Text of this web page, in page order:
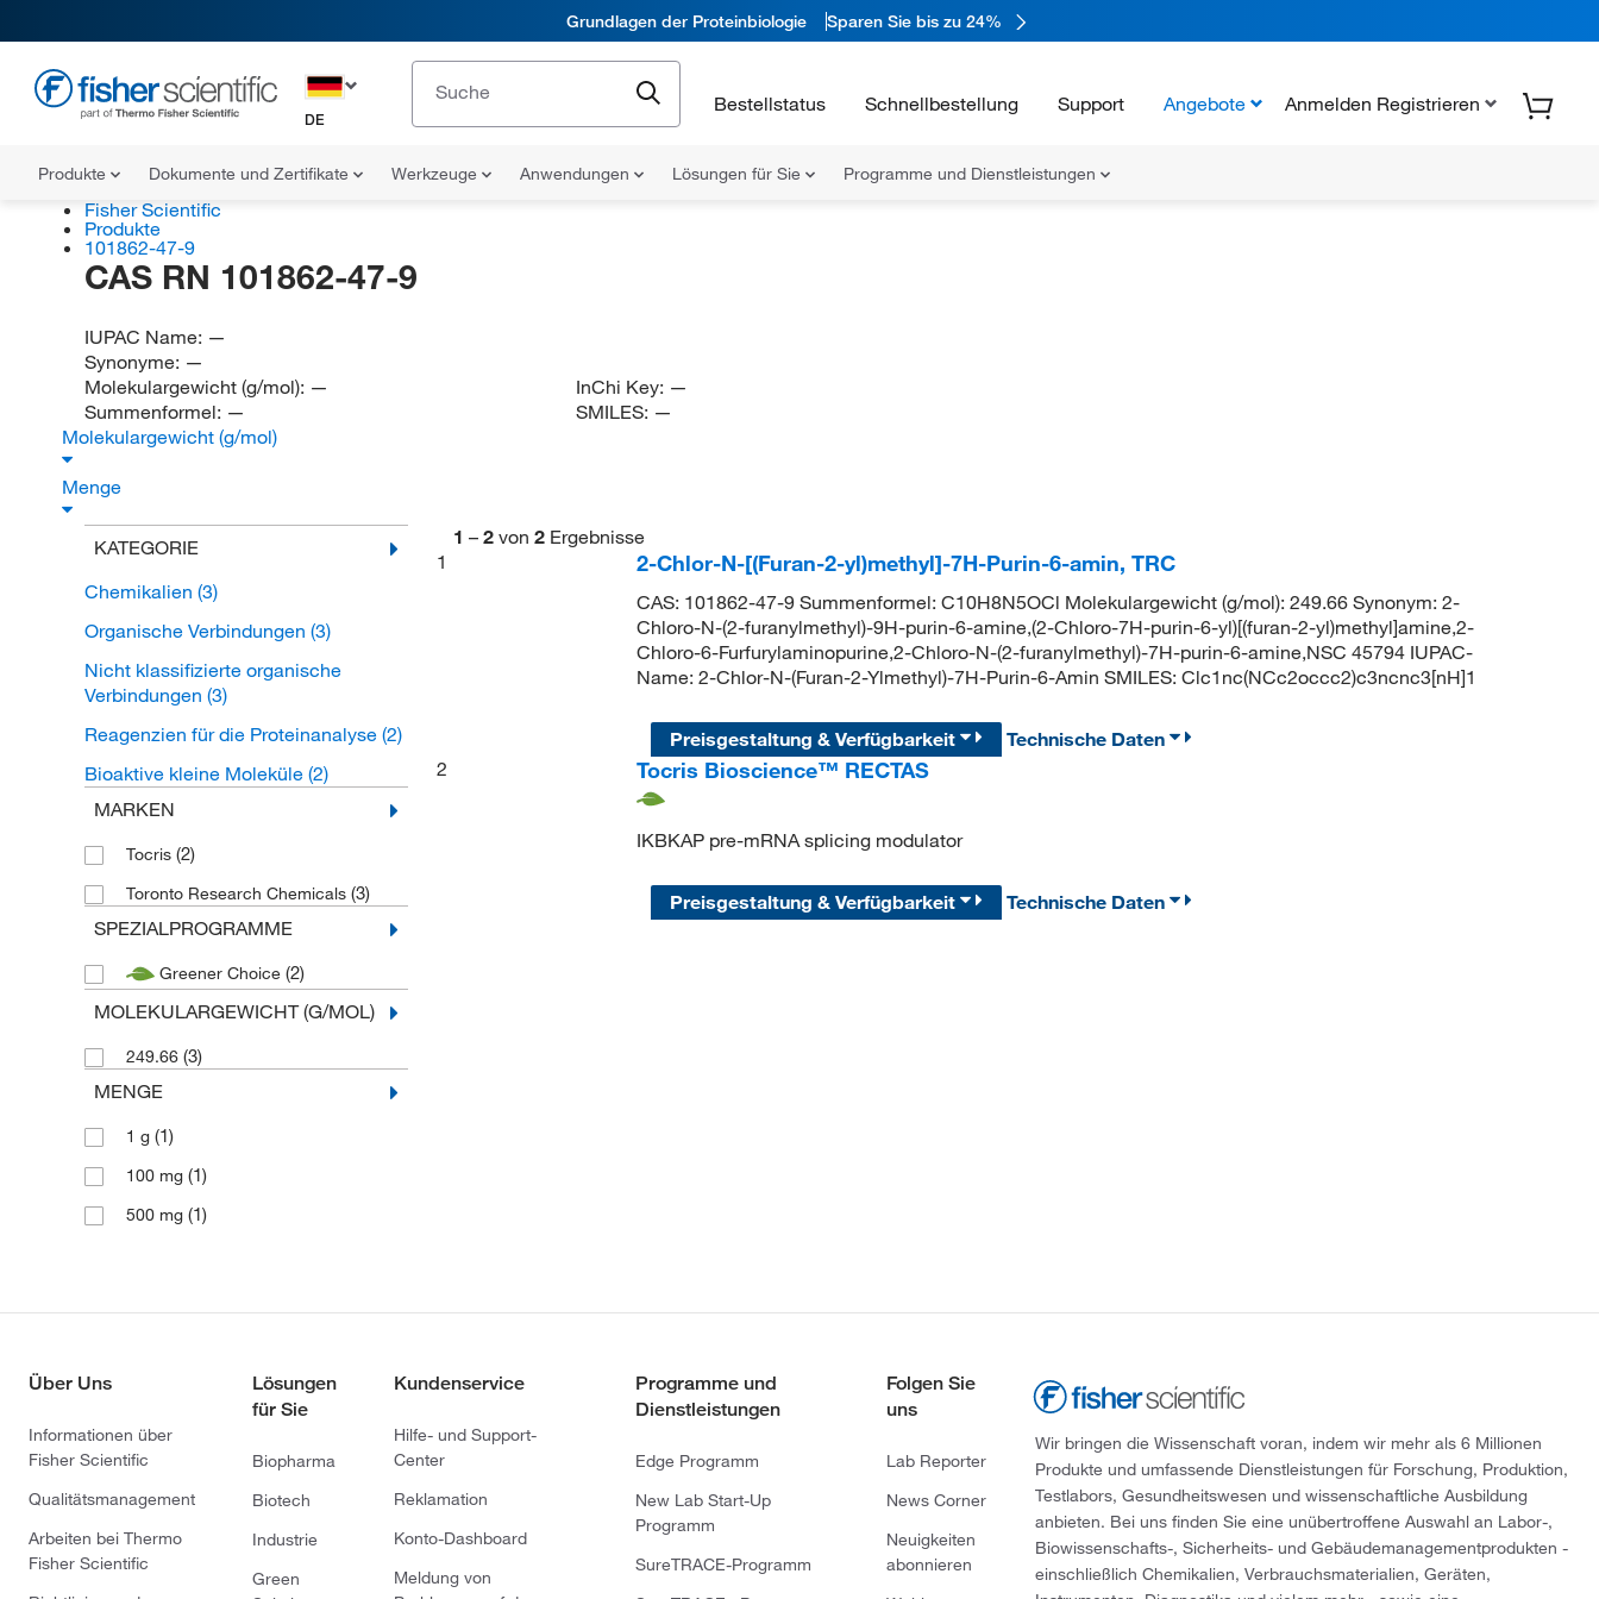
Grundlagen der Proteinbiologie Sparen Sie bis zu 24%
DE
Bestellstatus Schnellbestellung Support Angebote Anmelden Registrieren
Produkte Dokumente und Zertifikate Werkzeuge Anwendungen Lösungen für Sie Programme und Dienstleistungen
Fisher Scientific
Produkte
101862-47-9
CAS RN 101862-47-9
IUPAC Name: —
Synonyme: —
Molekulargewicht (g/mol): —
Summenformel: —
InChi Key: —
SMILES: —
Molekulargewicht (g/mol)
Menge
KATEGORIE
Chemikalien (3)
Organische Verbindungen (3)
Nicht klassifizierte organische
Verbindungen (3)
Reagenzien für die Proteinanalyse (2)
Bioaktive kleine Moleküle (2)
MARKEN
Tocris (2)
Toronto Research Chemicals (3)
SPEZIALPROGRAMME
Greener Choice (2)
MOLEKULARGEWICHT (G/MOL)
249.66 (3)
MENGE
1 g (1)
100 mg (1)
500 mg (1)
1 – 2 von 2 Ergebnisse
1
2-Chlor-N-[(Furan-2-yl)methyl]-7H-Purin-6-amin, TRC
CAS: 101862-47-9 Summenformel: C10H8N5OCl Molekulargewicht (g/mol): 249.66 Synonym: 2-
Chloro-N-(2-furanylmethyl)-9H-purin-6-amine,(2-Chloro-7H-purin-6-yl)[(furan-2-yl)methyl]amine,2-
Chloro-6-Furfurylaminopurine,2-Chloro-N-(2-furanylmethyl)-7H-purin-6-amine,NSC 45794 IUPAC-
Name: 2-Chlor-N-(Furan-2-Ylmethyl)-7H-Purin-6-Amin SMILES: Clc1nc(NCc2occc2)c3ncnc3[nH]1
Preisgestaltung & Verfügbarkeit
Technische Daten
2
Tocris Bioscience™ RECTAS
IKBKAP pre-mRNA splicing modulator
Preisgestaltung & Verfügbarkeit Technische Daten
Über Uns
Informationen über
Fisher Scientific
Qualitätsmanagement
Arbeiten bei Thermo
Fisher Scientific
Lösungen
für Sie
Biopharma
Biotech
Industrie
Green
Kundenservice
Hilfe- und Support-
Center
Reklamation
Konto-Dashboard
Meldung von
Programme und
Dienstleistungen
Edge Programm
New Lab Start-Up
Programm
SureTRACE-Programm
Folgen Sie
uns
Lab Reporter
News Corner
Neuigkeiten
abonnieren
Wir bringen die Wissenschaft voran, indem wir mehr als 6 Millionen
Produkte und umfassende Dienstleistungen für Forschung, Produktion,
Testlabors, Gesundheitswesen und wissenschaftliche Ausbildung
anbieten. Bei uns finden Sie eine unübertroffene Auswahl an Labor-,
Biowissenschafts-, Sicherheits- und Gebäudemanagementprodukten -
einschließlich Chemikalien, Verbrauchsmaterialien, Geräten,